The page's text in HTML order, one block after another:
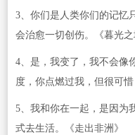
3、你们是人类你们的记忆
会治愈一切创伤。《暮光之
4、是，我变了，我不会像
度，你点燃过我，但很可
5、我和你在一起，是因为
式去生活。《走出非洲》